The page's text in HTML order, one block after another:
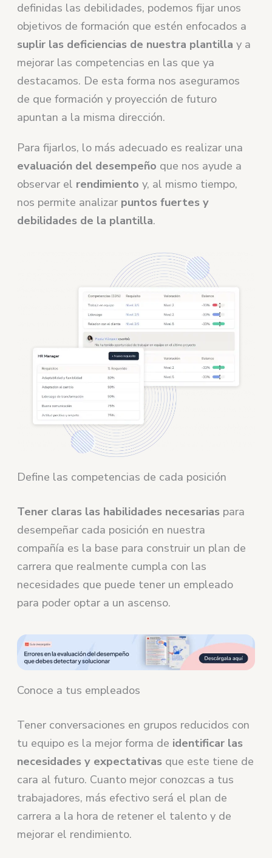
definidas las debilidades, podemos fijar unos
objetivos de formación que estén enfocados a
suplir las deficiencias de nuestra plantilla y a
mejorar las competencias en las que ya
destacamos. De esta forma nos aseguramos
de que formación y proyección de futuro
apuntan a la misma dirección.
Para fijarlos, lo más adecuado es realizar una
evaluación del desempeño que nos ayude a
observar el rendimiento y, al mismo tiempo,
nos permite analizar puntos fuertes y
debilidades de la plantilla.
Define las competencias de cada posición
Tener claras las habilidades necesarias para
desempeñar cada posición en nuestra
compañía es la base para construir un plan de
carrera que realmente cumpla con las
necesidades que puede tener un empleado
para poder optar a un ascenso.
Conoce a tus empleados
Tener conversaciones en grupos reducidos con
tu equipo es la mejor forma de identificar las
necesidades y expectativas que este tiene de
cara al futuro. Cuanto mejor conozcas a tus
trabajadores, más efectivo será el plan de
carrera a la hora de retener el talento y de
mejorar el rendimiento.